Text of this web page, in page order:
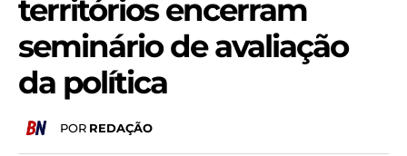
territórios encerram
seminário de avaliação
da política
POR REDAÇÃO